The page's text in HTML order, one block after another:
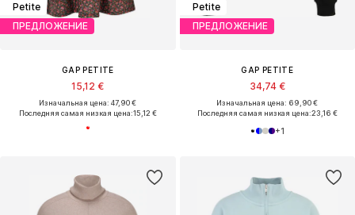
Petite
ПРЕДЛОЖЕНИЕ
GAP PETITE
15,12 €
Изначальная цена: 47,90 €
Последняя самая низкая цена:15,12 €
Petite
ПРЕДЛОЖЕНИЕ
GAP PETITE
34,74 €
Изначальная цена: 69,90 €
Последняя самая низкая цена:23,16 €
+1